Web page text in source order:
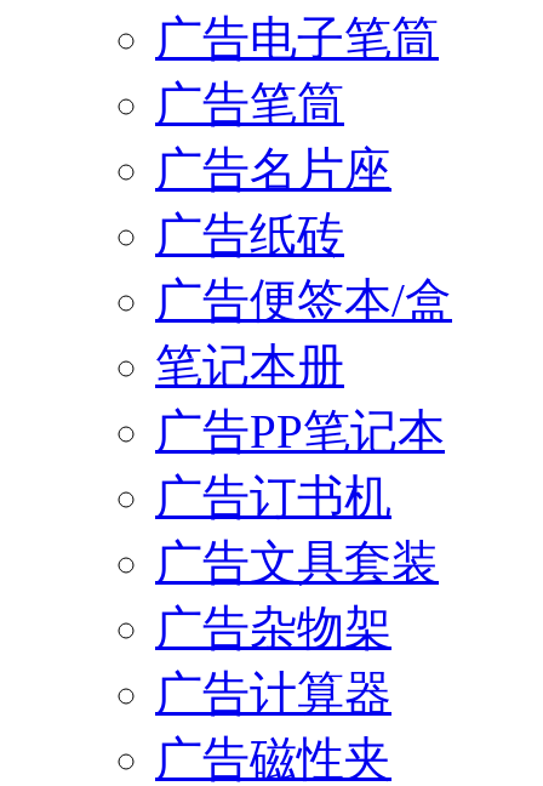
广告电子笔筒
广告笔筒
广告名片座
广告纸砖
广告便签本/盒
笔记本册
广告PP笔记本
广告订书机
广告文具套装
广告杂物架
广告计算器
广告磁性夹